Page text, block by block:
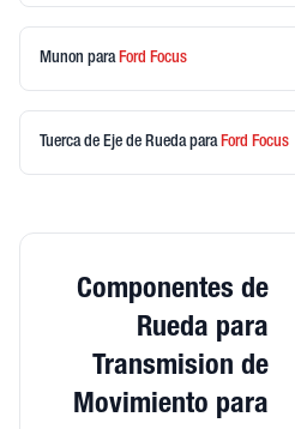
Munon para Ford Focus
Tuerca de Eje de Ruedapara Ford Focus
Componentes de
Rueda para
Transmision de
Movimiento para